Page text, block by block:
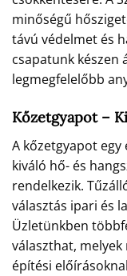
minőségű
távú védelmet és
csapatunk készen
legmegfelelőbb
Kőzetgyapot –
A kőzetgyapot
kiváló hő- és
rendelkezik.
választás ipari és
Üzletünkben
választhat,
építési